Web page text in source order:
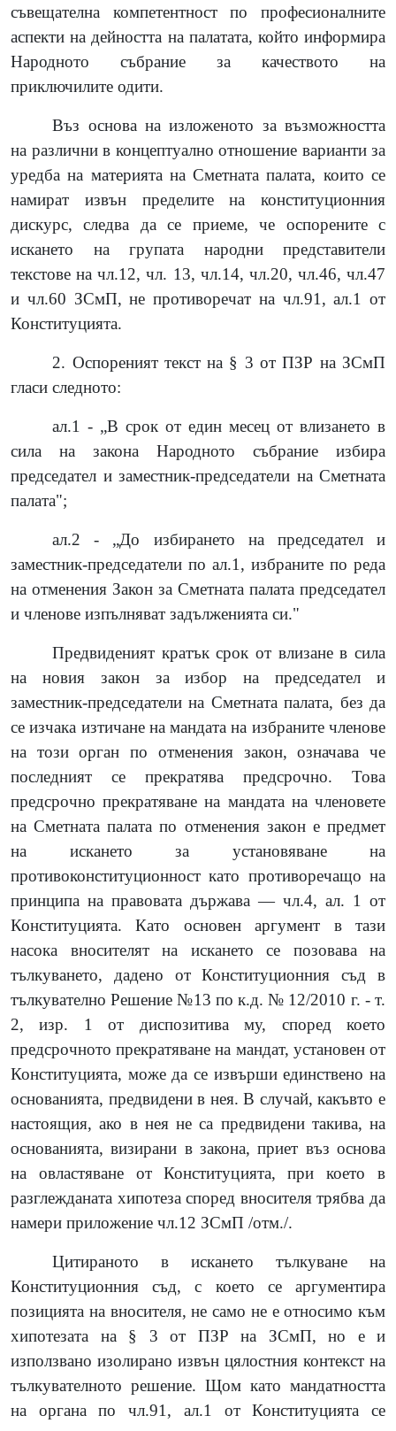
съвещателна компетентност по професионалните
аспекти на дейността на палатата, който информира
Народното събрание за качеството на
приключилите одити.
Въз основа на изложеното за възможността
на различни в концептуално отношение варианти за
уредба на материята на Сметната палата, които се
намират извън пределите на конституционния
дискурс, следва да се приеме, че оспорените с
искането на групата народни представители
текстове на чл.12, чл. 13, чл.14, чл.20, чл.46, чл.47
и чл.60 ЗСмП, не противоречат на чл.91, ал.1 от
Конституцията.
2. Оспореният текст на § 3 от ПЗР на ЗСмП
гласи следното:
ал.1 - „В срок от един месец от влизането в
сила на закона Народното събрание избира
председател и заместник-председатели на Сметната
палата";
ал.2 - „До избирането на председател и
заместник-председатели по ал.1, избраните по реда
на отменения Закон за Сметната палата председател
и членове изпълняват задълженията си."
Предвиденият кратък срок от влизане в сила
на новия закон за избор на председател и
заместник-председатели на Сметната палата, без да
се изчака изтичане на мандата на избраните членове
на този орган по отменения закон, означава че
последният се прекратява предсрочно. Това
предсрочно прекратяване на мандата на членовете
на Сметната палата по отменения закон е предмет
на искането за установяване на
противоконституционност като противоречащо на
принципа на правовата държава — чл.4, ал. 1 от
Конституцията. Като основен аргумент в тази
насока вносителят на искането се позовава на
тълкуването, дадено от Конституционния съд в
тълкувателно Решение №13 по к.д. № 12/2010 г. - т.
2, изр. 1 от диспозитива му, според което
предсрочното прекратяване на мандат, установен от
Конституцията, може да се извърши единствено на
основанията, предвидени в нея. В случай, какъвто е
настоящия, ако в нея не са предвидени такива, на
основанията, визирани в закона, приет въз основа
на овластяване от Конституцията, при което в
разглежданата хипотеза според вносителя трябва да
намери приложение чл.12 ЗСмП /отм./.
Цитираното в искането тълкуване на
Конституционния съд, с което се аргументира
позицията на вносителя, не само не е относимо към
хипотезата на § 3 от ПЗР на ЗСмП, но е и
използвано изолирано извън цялостния контекст на
тълкувателното решение. Щом като мандатността
на органа по чл.91, ал.1 от Конституцията се